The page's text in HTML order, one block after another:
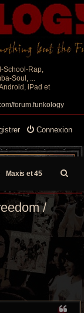
School-Rap,
Soul, ...
iPad et
forum.funkology
Connexion
Maxis et 45
e
r
/
GROOVYAVANCÉE